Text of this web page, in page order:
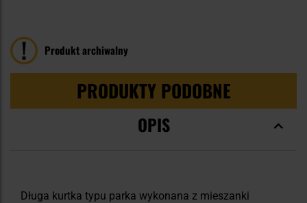
Produkt archiwalny
PRODUKTY PODOBNE
OPIS
Długa kurtka typu parka wykonana z mieszanki